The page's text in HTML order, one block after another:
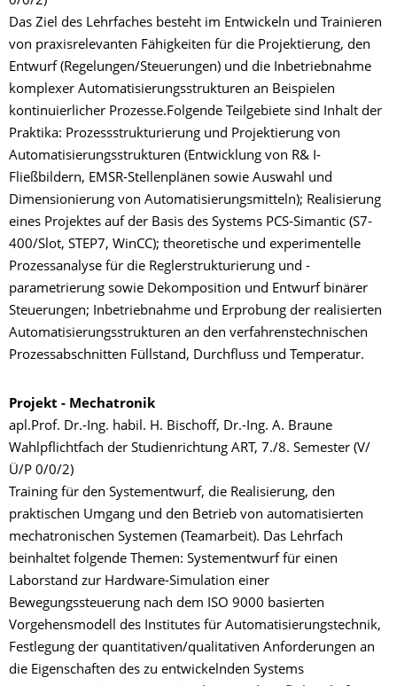
Das Ziel des Lehrfaches besteht im Entwickeln und Trainieren
von praxisrelevanten Fähigkeiten für die Projektierung, den
Entwurf (Regelungen/Steuerungen) und die Inbetriebnahme
komplexer Automatisierungsstrukturen an Beispielen
kontinuierlicher Prozesse.Folgende Teilgebiete sind Inhalt der
Praktika: Prozessstrukturierung und Projektierung von
Automatisierungsstrukturen (Entwicklung von R& I-
Fließbildern, EMSR-Stellenplänen sowie Auswahl und
Dimensionierung von Automatisierungsmitteln); Realisierung
eines Projektes auf der Basis des Systems PCS-Simantic (S7-
400/Slot, STEP7, WinCC); theoretische und experimentelle
Prozessanalyse für die Reglerstrukturierung und -
parametrierung sowie Dekomposition und Entwurf binärer
Steuerungen; Inbetriebnahme und Erprobung der realisierten
Automatisierungsstrukturen an den verfahrenstechnischen
Prozessabschnitten Füllstand, Durchfluss und Temperatur.
Projekt - Mechatronik
apl.Prof. Dr.-Ing. habil. H. Bischoff, Dr.-Ing. A. Braune
Wahlpflichtfach der Studienrichtung ART, 7./8. Semester (V/
Ü/P 0/0/2)
Training für den Systementwurf, die Realisierung, den
praktischen Umgang und den Betrieb von automatisierten
mechatronischen Systemen (Teamarbeit). Das Lehrfach
beinhaltet folgende Themen: Systementwurf für einen
Laborstand zur Hardware-Simulation einer
Bewegungssteuerung nach dem ISO 9000 basierten
Vorgehensmodell des Institutes für Automatisierungstechnik,
Festlegung der quantitativen/qualitativen Anforderungen an
die Eigenschaften des zu entwickelnden Systems